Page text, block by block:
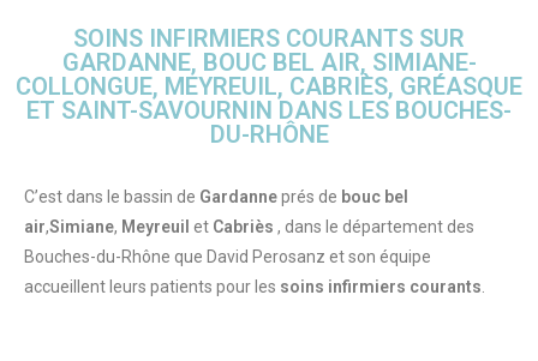
SOINS INFIRMIERS COURANTS SUR
GARDANNE, BOUC BEL AIR, SIMIANE-
COLLONGUE, MEYREUIL, CABRIÈS, GRÉASQUE
ET SAINT-SAVOURNIN DANS LES BOUCHES-
DU-RHÔNE
C’est dans le bassin de Gardanneprés de bouc bel
air,Simiane, Meyreuil et Cabriès , dans le département des
Bouches-du-Rhône que David Perosanz et son équipe
accueillent leurs patients pour les soins infirmiers courants